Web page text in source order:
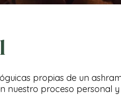
propias de un
nuestro proceso personal